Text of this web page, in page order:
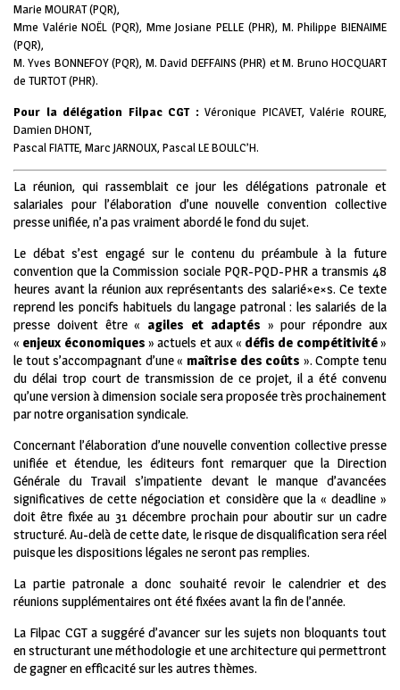
Marie MOURAT (PQR),
Mme Valérie NOËL (PQR), Mme Josiane PELLE (PHR), M. Philippe BIENAIME
(PQR),
M. Yves BONNEFOY (PQR), M. David DEFFAINS (PHR) et M. Bruno HOCQUART
de TURTOT (PHR).
Pour la délégation Filpac CGT : Véronique PICAVET, Valérie ROURE,
Damien DHONT,
Pascal FIATTE, Marc JARNOUX, Pascal LE BOULC’H.
La réunion, qui rassemblait ce jour les délégations patronale et
salariales pour l’élaboration d’une nouvelle convention collective
presse unifiée, n’a pas vraiment abordé le fond du sujet.
Le débat s’est engagé sur le contenu du préambule à la future
convention que la Commission sociale PQR-PQD-PHR a transmis 48
heures avant la réunion aux représentants des salarié×e×s. Ce texte
reprend les poncifs habituels du langage patronal : les salariés de la
presse doivent être « agiles et adaptés » pour répondre aux
« enjeux économiques» actuels et aux « défis de compétitivité»
le tout s’accompagnant d’une « maîtrise des coûts ». Compte tenu
du délai trop court de transmission de ce projet, il a été convenu
qu’une version à dimension sociale sera proposée très prochainement
par notre organisation syndicale.
Concernant l’élaboration d’une nouvelle convention collective presse
unifiée et étendue, les éditeurs font remarquer que la Direction
Générale du Travail s’impatiente devant le manque d’avancées
significatives de cette négociation et considère que la « deadline »
doit être fixée au 31 décembre prochain pour aboutir sur un cadre
structuré. Au-delà de cette date, le risque de disqualification sera réel
puisque les dispositions légales ne seront pas remplies.
La partie patronale a donc souhaité revoir le calendrier et des
réunions supplémentaires ont été fixées avant la fin de l’année.
La Filpac CGT a suggéré d’avancer sur les sujets non bloquants tout
en structurant une méthodologie et une architecture qui permettront
de gagner en efficacité sur les autres thèmes.